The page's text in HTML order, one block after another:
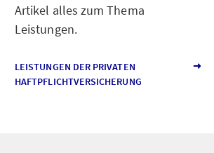
Artikel alles zum Thema
Leistungen.
LEISTUNGEN DER PRIVATEN
HAFTPFLICHTVERSICHERUNG